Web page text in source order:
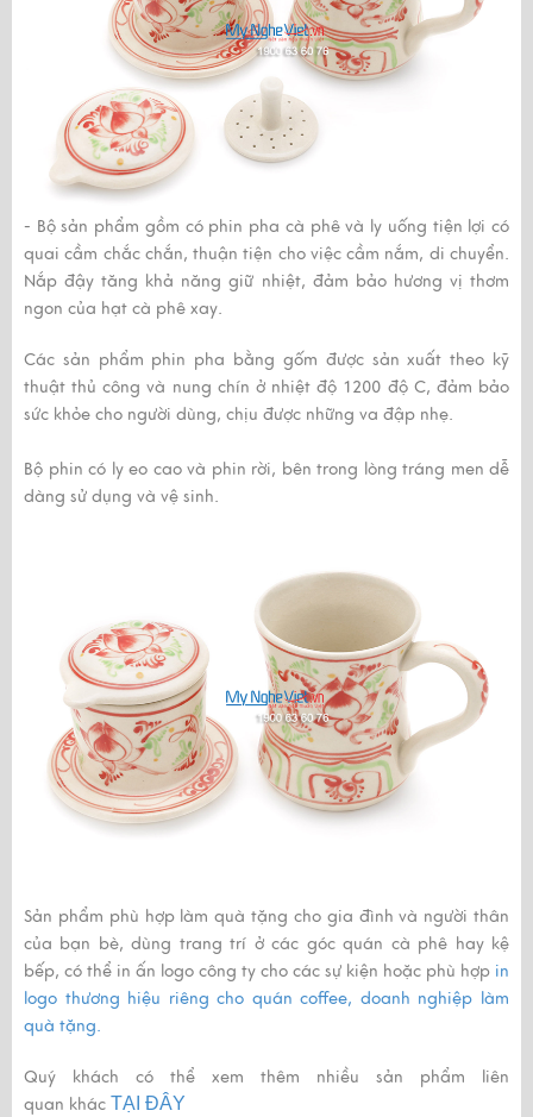
- Bộ sản phẩm gồm có phin pha cà phê và ly uống tiện lợi có
quai cầm chắc chắn, thuận tiện cho việc cầm nắm, di chuyển.
Nắp đậy tăng khả năng giữ nhiệt, đảm bảo hương vị thơm
ngon của hạt cà phê xay.
Các sản phẩm phin pha bằng gốm được sản xuất theo kỹ
thuật thủ công và nung chín ở nhiệt độ 1200 độ C, đảm bảo
sức khỏe cho người dùng, chịu được những va đập nhẹ.
Bộ phin có ly eo cao và phin rời, bên trong lòng tráng men dễ
dàng sử dụng và vệ sinh.
Sản phẩm phù hợp làm quà tặng cho gia đình và người thân
của bạn bè, dùng trang trí ở các góc quán cà phê hay kệ
bếp, có thể in ấn logo công ty cho các sự kiện hoặc phù hợp in
logo thương hiệu riêng cho quán coffee, doanh nghiệp làm
quà tặng.
Quý khách có thể xem thêm nhiều sản phẩm liên
quan khác TẠI ĐÂY